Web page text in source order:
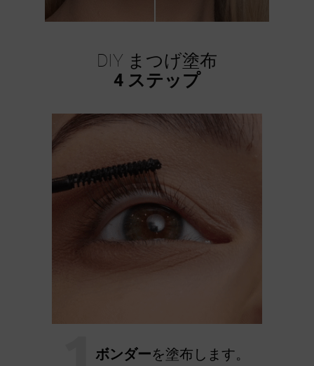
DIY まつげ塗布
4 ステップ
ボンダーを塗布します。